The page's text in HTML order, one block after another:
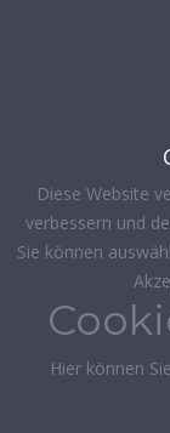
Diese Website
verbessern und
Sie können
Hier können